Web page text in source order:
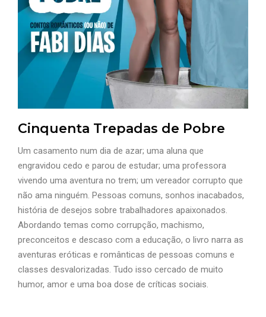
Cinquenta Trepadas de Pobre
Um casamento num dia de azar; uma aluna que
engravidou cedo e parou de estudar; uma professora
vivendo uma aventura no trem; um vereador corrupto que
não ama ninguém. Pessoas comuns, sonhos inacabados,
história de desejos sobre trabalhadores apaixonados.
Abordando temas como corrupção, machismo,
preconceitos e descaso com a educação, o livro narra as
aventuras eróticas e românticas de pessoas comuns e
classes desvalorizadas. Tudo isso cercado de muito
humor, amor e uma boa dose de críticas sociais.